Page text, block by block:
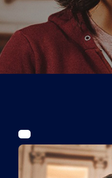
Tickets
Kurier Romy 2026